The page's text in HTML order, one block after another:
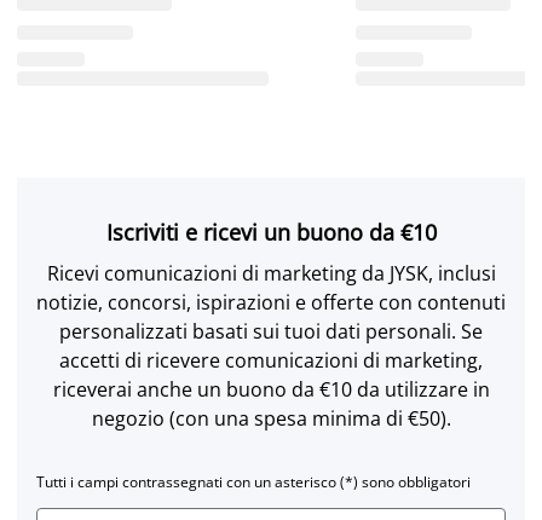
Iscriviti e ricevi un buono da €10
Ricevi comunicazioni di marketing da JYSK, inclusi
notizie, concorsi, ispirazioni e offerte con contenuti
personalizzati basati sui tuoi dati personali. Se
accetti di ricevere comunicazioni di marketing,
riceverai anche un buono da €10 da utilizzare in
negozio (con una spesa minima di €50).
Tutti i campi contrassegnati con un asterisco (*) sono obbligatori